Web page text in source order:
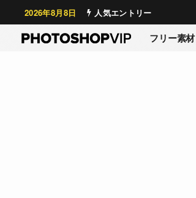
2026年8月8日 人気エントリー
フリー素材